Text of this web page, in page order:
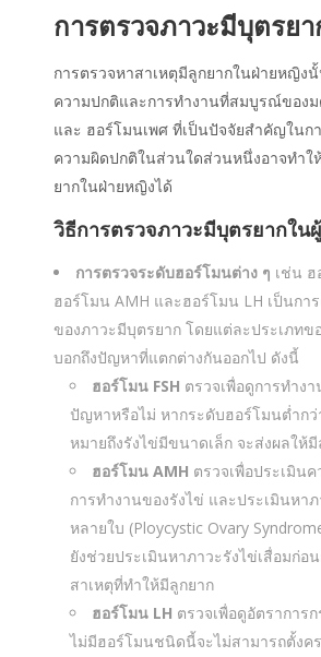
การตรวจภาวะมีบุตรย
การตรวจหาสาเหตุมีลูกยากในฝ่ายหญิง
ความปกติและการทำงานที่สมบูรณ์ของ
และ ฮอร์โมนเพศ ที่เป็นปัจจัยสำคัญในก
ความผิดปกติในส่วนใดส่วนหนึ่งอาจทำใ
ยากในฝ่ายหญิงได้
วิธีการตรวจภาวะมีบุตรยากใน
การตรวจระดับฮอร์โมนต่าง ๆ เช่น ฮ
ฮอร์โมน AMH และฮอร์โมน LH เป็นกา
ของภาวะมีบุตรยาก โดยแต่ละประเภทข
บอกถึงปัญหาที่แตกต่างกันออกไป ดังนี้
ฮอร์โมน FSH ตรวจเพื่อดูการทำง
ปัญหาหรือไม่ หากระดับฮอร์โมนต่ำกว่
หมายถึงรังไข่มีขนาดเล็ก จะส่งผลให้
ฮอร์โมน AMH ตรวจเพื่อประเมิน
การทำงานของรังไข่ และประเมินหา
หลายใบ (Ploycystic Ovary
ยังช่วยประเมินหาภาวะรังไข่เสื่อมก่อ
สาเหตุที่ทำให้มีลูกยาก
ฮอร์โมน LH ตรวจเพื่อดูอัตราการ
ไม่มีฮอร์โมนชนิดนี้จะไม่สามารถตั้งค